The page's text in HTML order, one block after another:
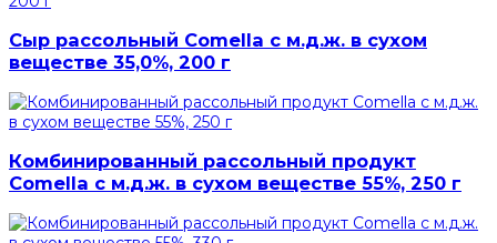
Сыр рассольный Comella с м.д.ж. в сухом
веществе 35,0%, 200 г
Комбинированный рассольный продукт
Comella с м.д.ж. в сухом веществе 55%, 250 г